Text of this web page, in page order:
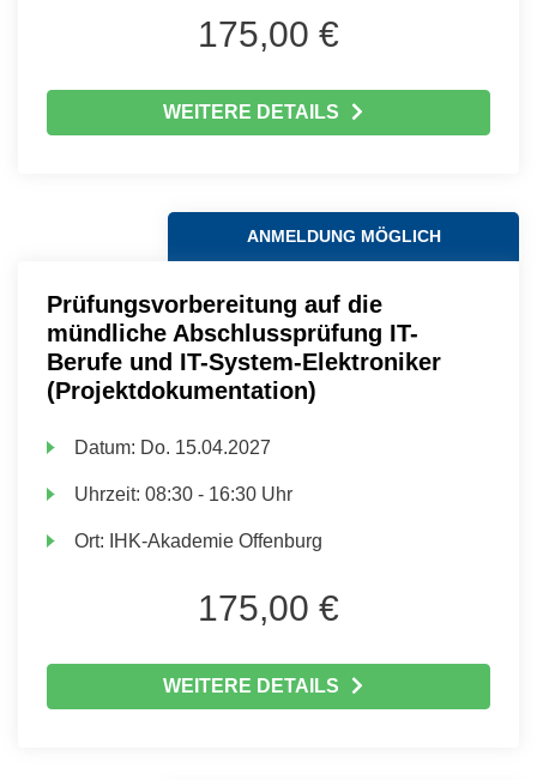
175,00 €
WEITERE DETAILS
ANMELDUNG MÖGLICH
Prüfungsvorbereitung auf die
mündliche Abschlussprüfung IT-
Berufe und IT-System-Elektroniker
(Projektdokumentation)
Datum: Do. 15.04.2027
Uhrzeit:08:30 - 16:30 Uhr
Ort: IHK-Akademie Offenburg
175,00 €
WEITERE DETAILS